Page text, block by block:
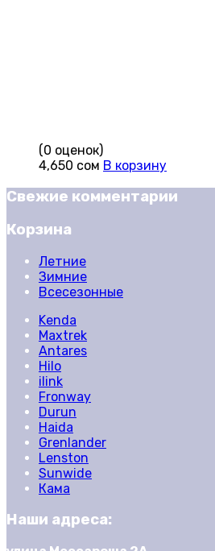
(0 оценок)
4,650 сом В корзину
Свежие комментарии
Корзина
Летние
Зимние
Всесезонные
Kenda
Maxtrek
Antares
Hilo
ilink
Fronway
Durun
Haida
Grenlander
Lenston
Sunwide
Кама
Наши адреса: